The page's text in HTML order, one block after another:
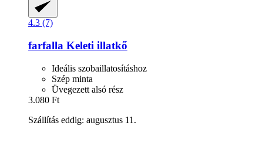
4.3 (7)
farfalla Keleti illatkő
Ideális szobaillatosításhoz
Szép minta
Üvegezett alsó rész
3.080 Ft
Szállítás eddig: augusztus 11.